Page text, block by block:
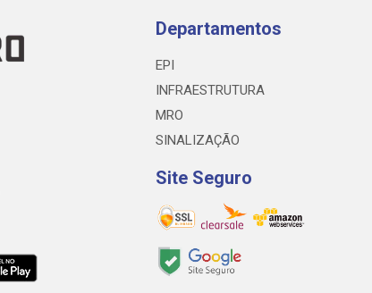
Departamentos
EPI
INFRAESTRUTURA
MRO
SINALIZAÇÃO
Site Seguro